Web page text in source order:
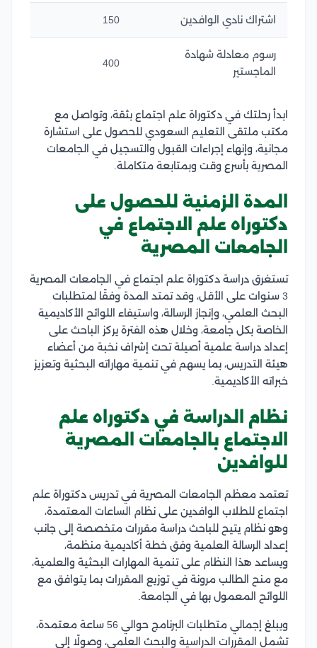
اشتراك نادي الوافدين 150
رسوم معادلة شهادة
الماجستير
400
ابدأ رحلتك في دكتوراة علم اجتماع بثقة، وتواصل مع
مكتب ملتقى التعليم السعودي للحصول على استشارة
مجانية، وإنهاء إجراءات القبول والتسجيل في الجامعات
المصرية بأسرع وقت وبمتابعة متكاملة.
المدة الزمنية للحصول على
دكتوراه علم الاجتماع في
الجامعات المصرية
تستغرق دراسة دكتوراة علم اجتماع في الجامعات المصرية
3 سنوات على الأقل، وقد تمتد المدة وفقًا لمتطلبات
البحث العلمي، وإنجاز الرسالة، واستيفاء اللوائح الأكاديمية
الخاصة بكل جامعة، وخلال هذه الفترة يركز الباحث على
إعداد دراسة علمية أصيلة تحت إشراف نخبة من أعضاء
هيئة التدريس، بما يسهم في تنمية مهاراته البحثية وتعزيز
خبراته الأكاديمية.
نظام الدراسة في دكتوراه علم
الاجتماع بالجامعات المصرية
للوافدين
تعتمد معظم الجامعات المصرية في تدريس دكتوراة علم
اجتماع للطلاب الوافدين على نظام الساعات المعتمدة،
وهو نظام يتيح للباحث دراسة مقررات متخصصة إلى جانب
إعداد الرسالة العلمية وفق خطة أكاديمية منظمة،
ويساعد هذا النظام على تنمية المهارات البحثية والعلمية،
مع منح الطالب مرونة في توزيع المقررات بما يتوافق مع
اللوائح المعمول بها في الجامعة.
ويبلغ إجمالي متطلبات البرنامج حوالي 56 ساعة معتمدة،
تشمل المقررات الدراسية والبحث العلمي، وصولًا إلى